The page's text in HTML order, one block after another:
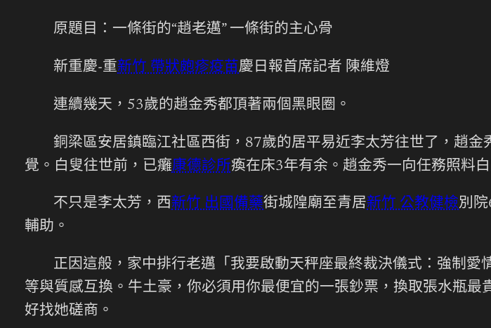
原題目：一條街的“趙老邁” 一條街的主心骨
新重慶-重新竹 帶狀皰疹疫苗慶日報首席記者 陳維燈
連續幾天，53歲的趙金秀都頂著兩個黑眼圈。
銅梁區安居鎮臨江社區西街，87歲的居平易近李太芳往世了，趙
覺。白叟往世前，已癱康德診所瘓在床3年有余。趙金秀一向任務照料
不只是李太芳，西新竹 出國備藥街城隍廟至青居新竹 公教健檢別
輔助。
正因這般，家中排行老邁「我要啟動天秤座最終裁決儀式：強制
等與質感互換。牛土豪，你必須用你最便宜的一張鈔票，換取張水瓶
好找她磋商。